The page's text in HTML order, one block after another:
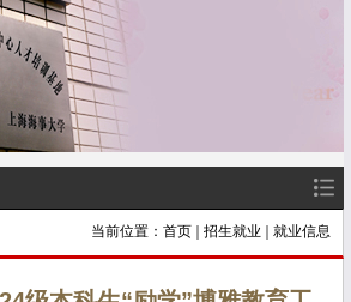
当前位置： 首页 招生就业 就业信息